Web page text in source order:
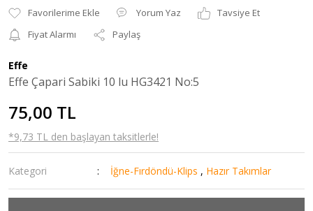
Yorum Yaz
Tavsiye Et
Fiyat Alarmı
Paylaş
Effe
Effe Çapari Sabiki 10 lu HG3421 No:5
75,00 TL
*9,73 TL den başlayan taksitlerle!
Kategori İğne-Fırdöndü-Klips , Hazır Takımlar